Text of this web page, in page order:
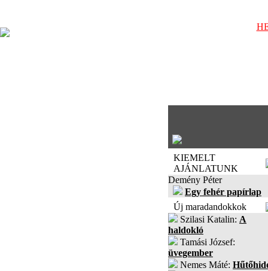
KIEMELT
AJÁNLATUNK
Demény Péter
Egy fehér papírlap
Új maradandokkok
Szilasi Katalin: A
haldokló
Tamási József:
üvegember
Nemes Máté: